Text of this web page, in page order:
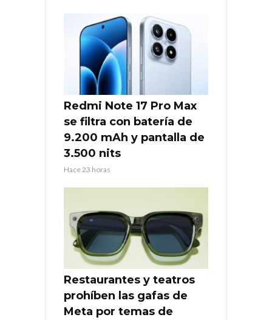
Redmi Note 17 Pro Max
se filtra con batería de
9.200 mAh y pantalla de
3.500 nits
Hace 23 horas
Restaurantes y teatros
prohíben las gafas de
Meta por temas de